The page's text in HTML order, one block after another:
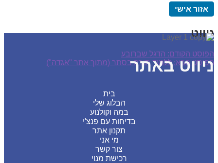
אישי
הקודם:הדגל שברובע
הבא:ללמוד תורה בסתר (מתוך אתר "אגדה")
באתר
הבלוג שלי
במה וקולנוע
בדיחות עם פנצ'י
תקנון אתר
מי אני
צור קשר
רכישת מנוי